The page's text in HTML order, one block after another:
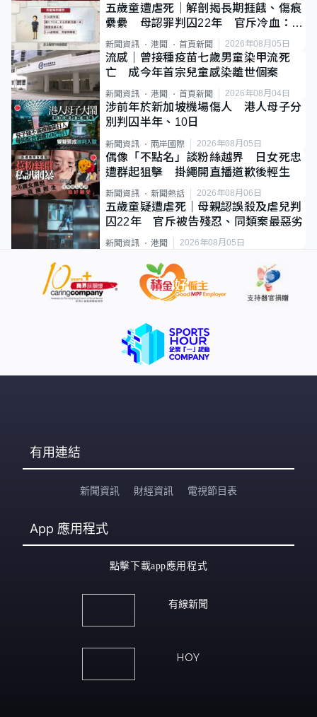
五歲童遭虐死｜解剖揭長期捱餓、傷痕
纍纍 母認罪判囚22年 官斥冷血：同
類案最惡劣
新聞資訊 港聞 首頁新聞 2026年08月05日
流感｜曾接種疫苗七歲男童染甲流死
亡 成今年首宗兒童感染離世個案
新聞資訊 港聞 首頁新聞 2026年08月04日
涉前年於新加坡機場傷人 港人母子分
別判囚半年、10日
新聞資訊 兩岸國際 2026年08月05日
偶像「不點名」談粉絲越界 日女死忠
遭群起狙擊 掛繩開直播道歉後輕生
新聞資訊 新聞熱話 2026年08月06日
五歲童疑遭虐死｜母親認誤殺及虐兒判
囚22年 官斥被告殘忍、同類案最惡劣
新聞資訊 港聞 2026年08月05日
有用連結
新聞資訊 財經資訊 電視節目表
App 應用程式
點擊下載app應用程式
有線新聞
HOY